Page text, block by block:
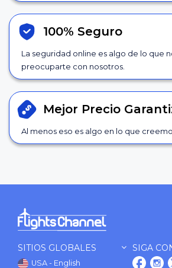
100% Seguro
La seguridad online es algo de lo que
preocuparte con nosotros.
Mejor Precio
Al menos eso es algo en lo que
SITIOS GLOBALES
USA - English
SIGA